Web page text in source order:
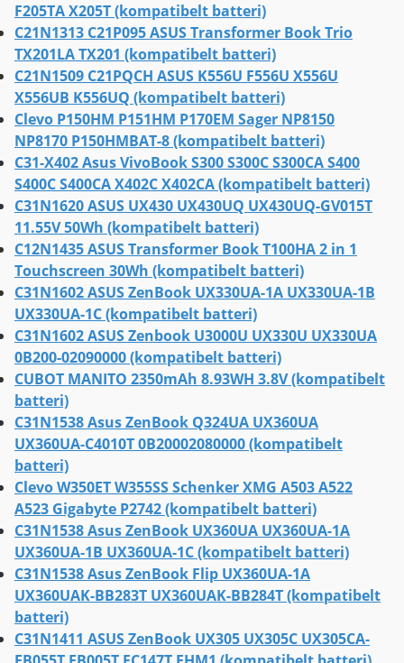
F205TA X205T (kompatibelt batteri)
C21N1313 C21P095 ASUS Transformer Book Trio
TX201LA TX201 (kompatibelt batteri)
C21N1509 C21PQCH ASUS K556U F556U X556U
X556UB K556UQ (kompatibelt batteri)
Clevo P150HM P151HM P170EM Sager NP8150
NP8170 P150HMBAT-8 (kompatibelt batteri)
C31-X402 Asus VivoBook S300 S300C S300CA S400
S400C S400CA X402C X402CA (kompatibelt batteri)
C31N1620 ASUS UX430 UX430UQ UX430UQ-GV015T
11.55V 50Wh (kompatibelt batteri)
C12N1435 ASUS Transformer Book T100HA 2 in 1
Touchscreen 30Wh (kompatibelt batteri)
C31N1602 ASUS ZenBook UX330UA-1A UX330UA-1B
UX330UA-1C (kompatibelt batteri)
C31N1602 ASUS Zenbook U3000U UX330U UX330UA
0B200-02090000 (kompatibelt batteri)
CUBOT MANITO 2350mAh 8.93WH 3.8V (kompatibelt
batteri)
C31N1538 Asus ZenBook Q324UA UX360UA
UX360UA-C4010T 0B20002080000 (kompatibelt
batteri)
Clevo W350ET W355SS Schenker XMG A503 A522
A523 Gigabyte P2742 (kompatibelt batteri)
C31N1538 Asus ZenBook UX360UA UX360UA-1A
UX360UA-1B UX360UA-1C (kompatibelt batteri)
C31N1538 Asus ZenBook Flip UX360UA-1A
UX360UAK-BB283T UX360UAK-BB284T (kompatibelt
batteri)
C31N1411 ASUS ZenBook UX305 UX305C UX305CA-